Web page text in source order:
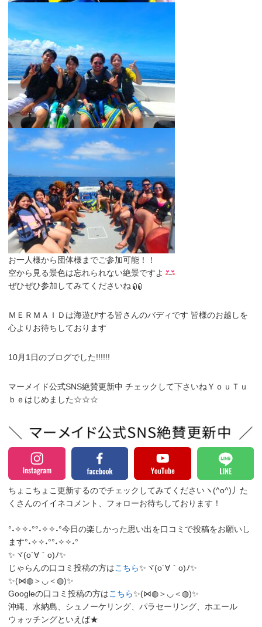
お一人様から団体様までご参加可能！！
空から見る景色は忘れられない絶景ですよ
ぜひぜひ参加してみてくださいね
ＭＥＲＭＡＩＤは海遊びする皆さんのバディです 皆様のお越しを
心よりお待ちしております
10月1日のブログでした!!!!!!
マーメイド公式SNS絶賛更新中 チェックして下さいねＹｏｕＴｕ
ｂｅはじめました☆☆☆
ちょこちょこ更新するのでチェックしてみてくださいヽ(^o^)丿 た
くさんのイイネコメント、フォローお待ちしております！
°˖✧✧˖°°˖✧✧˖°今日の楽しかった思い出を口コミで投稿をお願いし
ます°˖✧✧˖°°˖✧✧˖°
✨ヾ(o´∀｀o)ﾉ✨
じゃらんの口コミ投稿の方はこちら✨ヾ(o´∀｀o)ﾉ✨
✨(⋈◍＞◡＜◍)✨
Googleの口コミ投稿の方はこちら✨(⋈◍＞◡＜◍)✨
沖縄、水納島、シュノーケリング、パラセーリング、ホエール
ウォッチングといえば★